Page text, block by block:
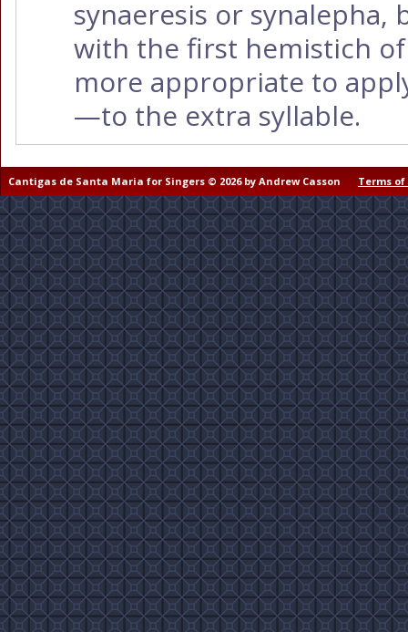
synaeresis or
with the first hemistich
more appropriate to
—to the extra syllable.
Cantigas de Santa Maria for Singers © 2026 by Andrew Casson Terms of